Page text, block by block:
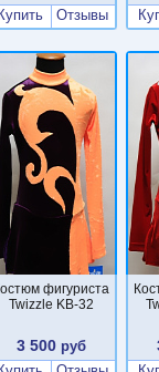
Купить
Отзывы
фигуриста
Twizzle KB-32
3 500руб